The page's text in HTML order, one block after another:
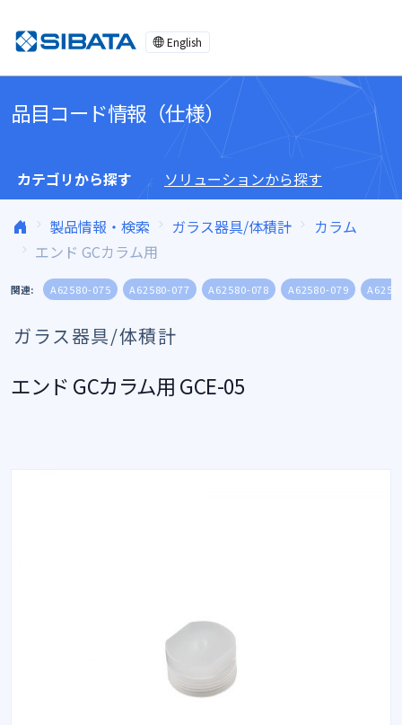
English
品目コード情報（仕様）
カテゴリから探す ソリューションから探す
製品情報・検索 ガラス器具/体積計
カラム
エンド GCカラム用
関連: A62580-075 A62580-077 A62580-078 A62580-079
ガラス器具/体積計
エンド GCカラム用 GCE-05